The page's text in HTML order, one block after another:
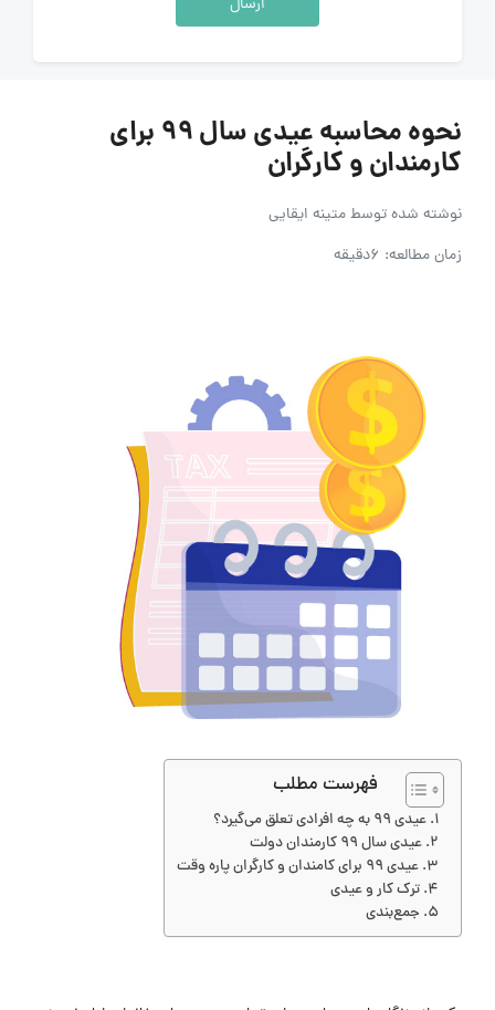
ارسال
نحوه محاسبه عیدی سال ۹۹ برای
کارمندان و کارگران
نوشته شده توسطمتینه ایقایی
زمان مطالعه: 6دقیقه
فهرست مطلب
عیدی ۹۹ به چه افرادی تعلق می‌گیرد؟
عیدی سال ۹۹ کارمندان دولت
عیدی ۹۹ برای کامندان و کارگران پاره وقت
ترک کار و عیدی
جمع‌بندی